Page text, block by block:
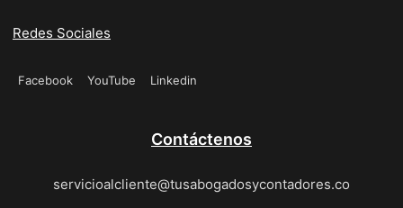
Redes Sociales
Facebook YouTube Linkedin
Contáctenos
servicioalcliente@tusabogadosycontadores.co